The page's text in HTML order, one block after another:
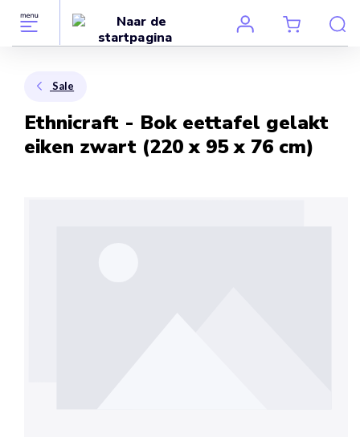
Sale
Ethnicraft - Bok eettafel gelakt
eiken zwart (220 x 95 x 76 cm)